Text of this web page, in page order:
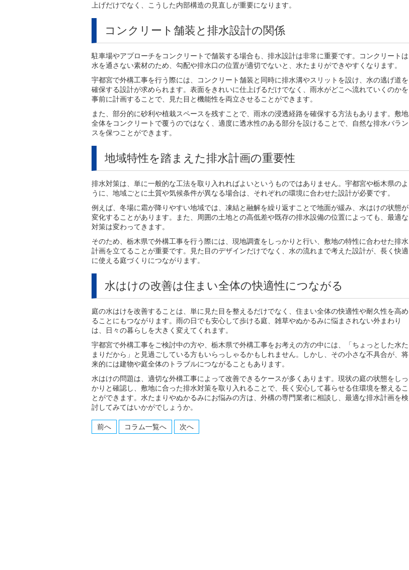
上げだけでなく、こうした内部構造の見直しが重要になります。
コンクリート舗装と排水設計の関係
駐車場やアプローチをコンクリートで舗装する場合も、排水設計は非常に重要です。コンクリートは
水を通さない素材のため、勾配や排水口の位置が適切でないと、水たまりができやすくなります。
宇都宮で外構工事を行う際には、コンクリート舗装と同時に排水溝やスリットを設け、水の逃げ道を
確保する設計が求められます。表面をきれいに仕上げるだけでなく、雨水がどこへ流れていくのかを
事前に計画することで、見た目と機能性を両立させることができます。
また、部分的に砂利や植栽スペースを残すことで、雨水の浸透経路を確保する方法もあります。敷地
全体をコンクリートで覆うのではなく、適度に透水性のある部分を設けることで、自然な排水バラン
スを保つことができます。
地域特性を踏まえた排水計画の重要性
排水対策は、単に一般的な工法を取り入れればよいというものではありません。宇都宮や栃木県のよ
うに、地域ごとに土質や気候条件が異なる場合は、それぞれの環境に合わせた設計が必要です。
例えば、冬場に霜が降りやすい地域では、凍結と融解を繰り返すことで地面が緩み、水はけの状態が
変化することがあります。また、周囲の土地との高低差や既存の排水設備の位置によっても、最適な
対策は変わってきます。
そのため、栃木県で外構工事を行う際には、現地調査をしっかりと行い、敷地の特性に合わせた排水
計画を立てることが重要です。見た目のデザインだけでなく、水の流れまで考えた設計が、長く快適
に使える庭づくりにつながります。
水はけの改善は住まい全体の快適性につながる
庭の水はけを改善することは、単に見た目を整えるだけでなく、住まい全体の快適性や耐久性を高め
ることにもつながります。雨の日でも安心して歩ける庭、雑草やぬかるみに悩まされない外まわり
は、日々の暮らしを大きく変えてくれます。
宇都宮で外構工事をご検討中の方や、栃木県で外構工事をお考えの方の中には、「ちょっとした水た
まりだから」と見過ごしている方もいらっしゃるかもしれません。しかし、その小さな不具合が、将
来的には建物や庭全体のトラブルにつながることもあります。
水はけの問題は、適切な外構工事によって改善できるケースが多くあります。現状の庭の状態をしっ
かりと確認し、敷地に合った排水対策を取り入れることで、長く安心して暮らせる住環境を整えるこ
とができます。水たまりやぬかるみにお悩みの方は、外構の専門業者に相談し、最適な排水計画を検
討してみてはいかがでしょうか。
前へ コラム一覧へ 次へ